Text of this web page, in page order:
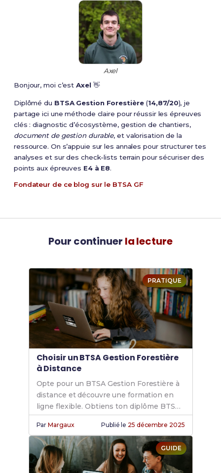
Axel
Bonjour, moi c’estAxel👋
Diplômé du BTSA Gestion Forestière(14,87/20), je
partage ici une méthode claire pour réussir les épreuves
clés : diagnostic d’écosystème, gestion de chantiers,
document de gestion durable, et valorisation de la
ressource. On s’appuie sur les annales pour structurer tes
analyses et sur des check-lists terrain pour sécuriser des
points aux épreuves E4 à E8.
Fondateur de ce blog sur le BTSA GF
Pour continuer la lecture
PRATIQUE
Choisir un BTSA Gestion Forestière
à Distance
Opte pour un BTSA Gestion Forestière à
distance et découvre une formation en
ligne flexible. Obtiens ton diplôme BTSA
grâce à un cursus e-learning adapté à tes
besoins.
ParMargaux Publié le 25 décembre 2025
GUIDE